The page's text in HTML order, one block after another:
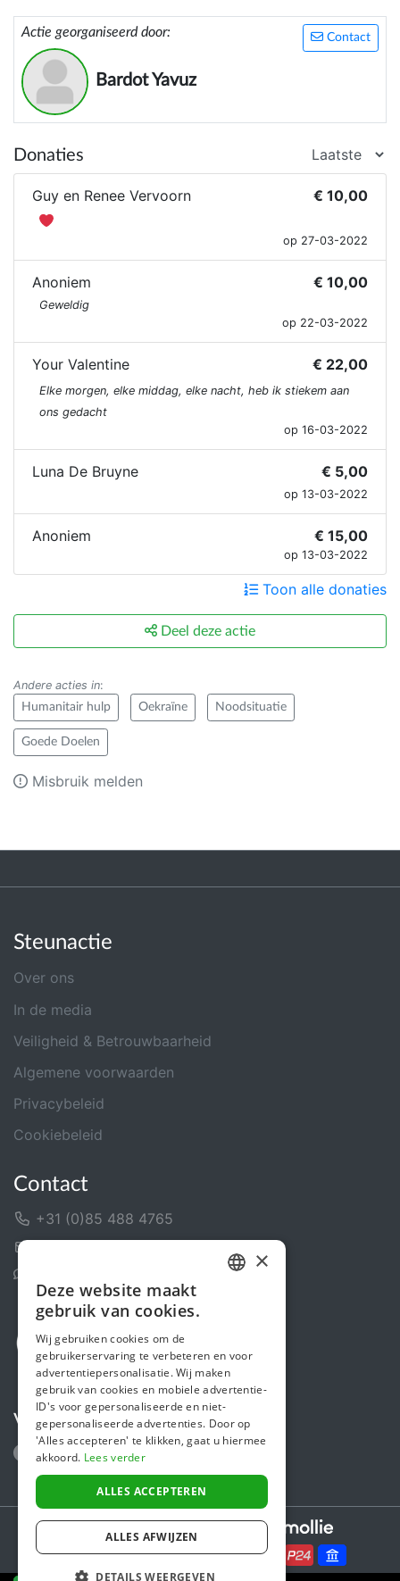
Contact
Actie georganiseerd door:
Bardot Yavuz
Donaties
Guy en Renee Vervoorn € 10,00
op 27-03-2022
Anoniem € 10,00
Geweldig
op 22-03-2022
Your Valentine € 22,00
Elke morgen, elke middag, elke nacht, heb ik stiekem aan
ons gedacht
op 16-03-2022
Luna De Bruyne € 5,00
op 13-03-2022
Anoniem € 15,00
op 13-03-2022
Toon alle donaties
Deel deze actie
Andere acties in:
Humanitair hulp Oekraïne Noodsituatie
Goede Doelen
Misbruik melden
Steunactie
Over ons
In de media
Veiligheid & Betrouwbaarheid
Algemene voorwaarden
Privacybeleid
Cookiebeleid
Contact
+31 (0)85 488 4765
Volg ons
Secure payments powered by
ENGLISH
×
Deze website maakt
gebruik van cookies.
Wij gebruiken cookies om de
gebruikerservaring te verbeteren en voor
advertentiepersonalisatie. Wij maken
gebruik van cookies en mobiele advertentie-
ID's voor gepersonaliseerde en niet-
gepersonaliseerde advertenties. Door op
'Alles accepteren' te klikken, gaat u hiermee
akkoord. Lees verder
ALLES ACCEPTEREN
ALLES AFWIJZEN
DETAILS WEERGEVEN